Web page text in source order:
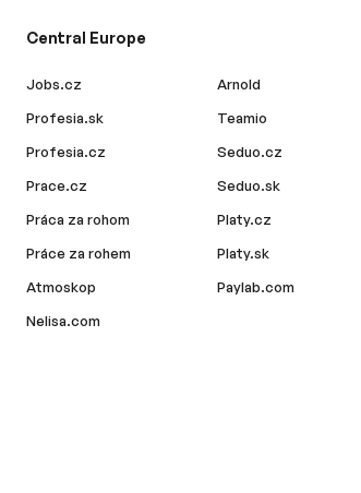
Central Europe
Jobs.cz
Profesia.sk
Profesia.cz
Prace.cz
Práca za rohom
Práce za rohem
Atmoskop
Nelisa.com
Arnold
Teamio
Seduo.cz
Seduo.sk
Platy.cz
Platy.sk
Paylab.com